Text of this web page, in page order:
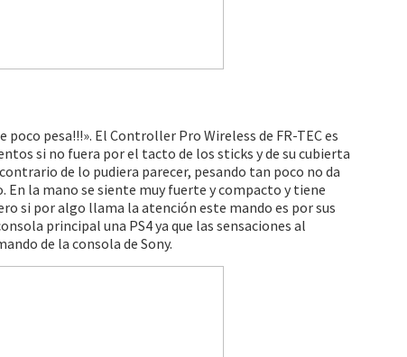
pesa!!!». El Controller Pro Wireless de FR-TEC es
si no fuera por el tacto de los sticks y de su cubierta
de lo pudiera parecer, pesando tan poco no da
En la mano se siente muy fuerte y compacto y tiene
si por algo llama la atención este mando es por sus
principal una PS4 ya que las sensaciones al
de la consola de Sony.